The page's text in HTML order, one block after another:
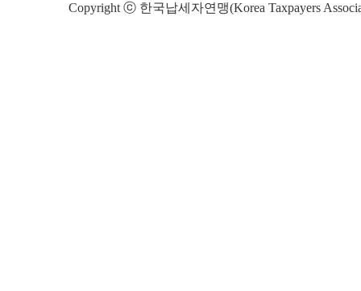
Copyright ⓒ 한국납세자연맹(Korea Taxpayers